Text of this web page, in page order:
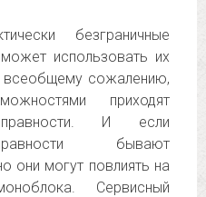
безграничные
использовать их
всеобщему сожалению,
приходят
И если
бывают
они могут повлиять на
Сервисный